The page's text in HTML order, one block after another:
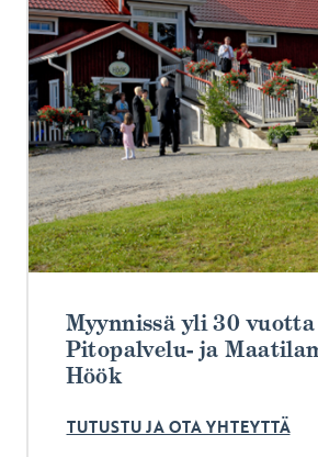
Myynnissä yli 30
Pitopalvelu- ja
Höök
TUTUSTU JA OTA YHTEYTTÄ